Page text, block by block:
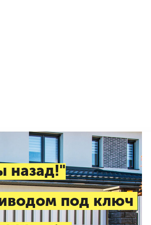
назад!"
под ключ